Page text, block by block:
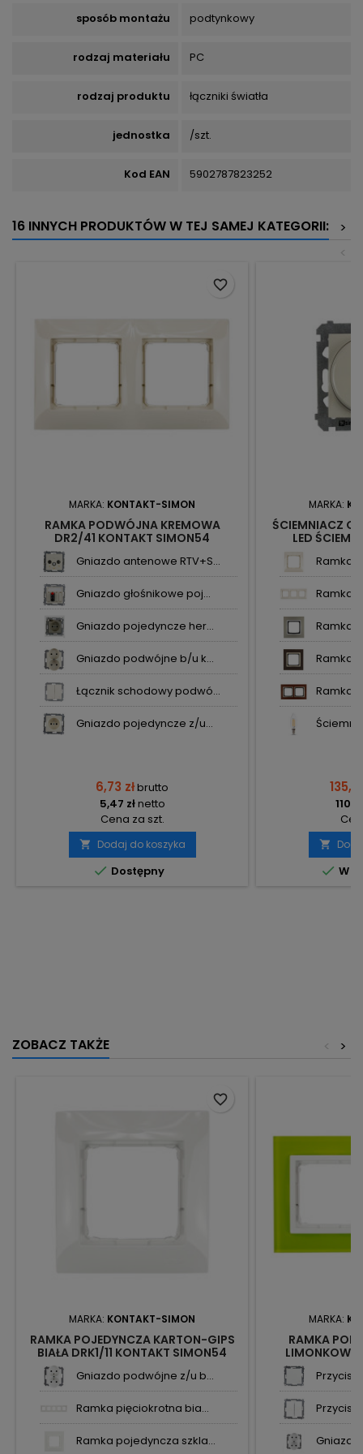
sposób montażu podtynkowy
rodzaj materiału PC
rodzaj produktu łączniki światła
jednostka /szt.
Kod EAN 5902787823252
16 INNYCH PRODUKTÓW W TEJ SAMEJ KATEGORII:
>
<
MARKA: KONTAKT-SIMON
RAMKA PODWÓJNA KREMOWA
DR2/41 KONTAKT SIMON54
Gniazdo antenowe RTV+S...
Gniazdo głośnikowe poj...
Gniazdo pojedyncze her...
Gniazdo podwójne b/u k...
Łącznik schodowy podwó...
Gniazdo pojedyncze z/u...
6,73 złbrutto
5,47 złnetto
Cena za szt.
 Dodaj do koszyka
 Dostępny
favorite_border
MARKA:
ŚCIEMNIACZ
LED
DS9L.01/41
Ramka
Ramka
Ramka
Ramka
Ramka

 W
ZOBACZ TAKŻE >
<
MARKA: KONTAKT-SIMON
RAMKA POJEDYNCZA KARTON-GIPS
BIAŁA DRK1/11 KONTAKT SIMON54
Gniazdo podwójne z/u b...
Ramka pięciokrotna bia...
Ramka pojedyncza szkla...
favorite_border
MARKA:
RAMKA
LIMONKOWY
KONTAKT
Przycisk
Przycisk